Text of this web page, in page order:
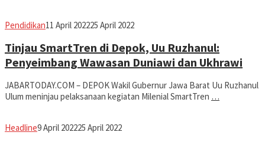
PendidikanAvila
11 April 202225 April 2022
Tinjau SmartTren di Depok, Uu Ruzhanul:
Penyeimbang Wawasan Duniawi dan Ukhrawi
JABARTODAY.COM – DEPOK Wakil Gubernur Jawa Barat Uu Ruzhanul
Ulum meninjau pelaksanaan kegiatan Milenial SmartTren …
HeadlineAvila
9 April 202225 April 2022